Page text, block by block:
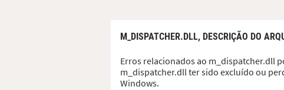
M_DISPATCHER.DLL, DESCRIÇÃO DO
Erros relacionados ao m_dispatcher.dll
m_dispatcher.dll ter sido excluído ou
Windows.